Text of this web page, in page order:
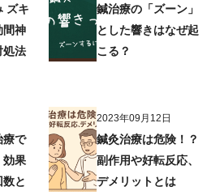
ズキ
間神
処法
鍼治療の「ズーン」
とした響きはなぜ起
こる？
療で
効果
と
2023年09月12日
鍼灸治療は危険！？
副作用や好転反応、
デメリットとは